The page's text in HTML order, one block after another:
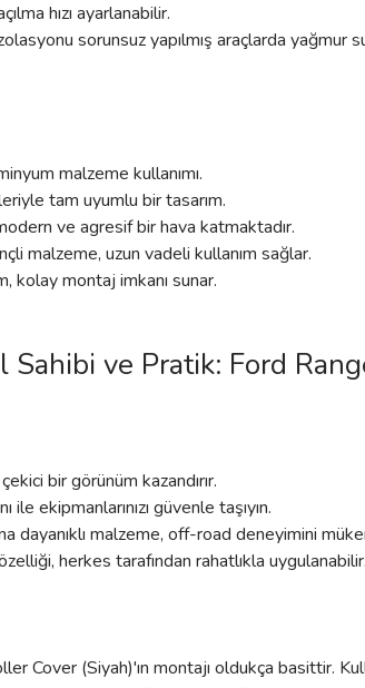
hızı ayarlanabilir.
sorunsuz yapılmış araçlarda yağmur
malzeme kullanımı.
tam uyumlu bir tasarım.
ve agresif bir hava katmaktadır.
malzeme, uzun vadeli kullanım sağlar.
kolay montaj imkanı sunar.
Sahibi ve Pratik: Ford
bir görünüm kazandırır.
ile ekipmanlarınızı güvenle taşıyın.
dayanıklı malzeme, off-road deneyimini
herkes tarafından rahatlıkla uygulanabilir.
Cover (Siyah)'ın montajı oldukça basittir.